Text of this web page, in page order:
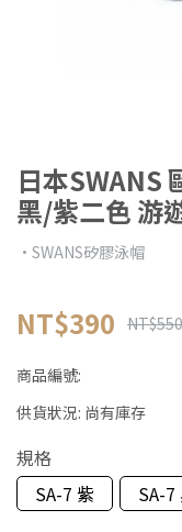
日本SWANS
黑/紫二色 游
•SWANS矽膠泳帽
NT$390 NT$550
商品編號:
供貨狀況: 尚有庫存
規格
SA-7 紫
SA-7